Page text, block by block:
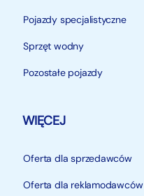
Pojazdy specjalistyczne
Sprzęt wodny
Pozostałe pojazdy
WIĘCEJ
Oferta dla sprzedawców
Oferta dla reklamodawców